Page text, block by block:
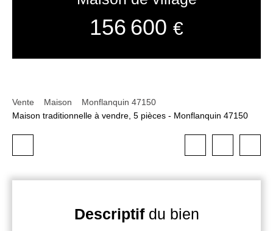
156 600 €
Vente Maison
Monflanquin 47150
Maison traditionnelle à vendre, 5 pièces - Monflanquin 47150
Descriptifdu bien